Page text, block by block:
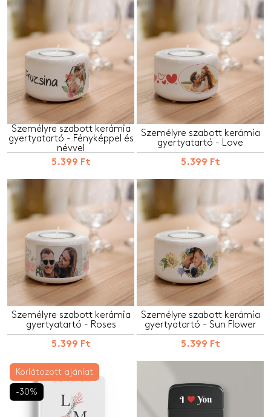
Személyre szabott kerámia
gyertyatartó - Fényképpel és
névvel
5.399 Ft
Személyre szabott kerámia
gyertyatartó - Love
5.399 Ft
Személyre szabott kerámia
gyertyatartó - Roses
5.399 Ft
Személyre szabott kerámia
gyertyatartó - Sun Flower
5.399 Ft
Korlátozott ajánlat
-30%